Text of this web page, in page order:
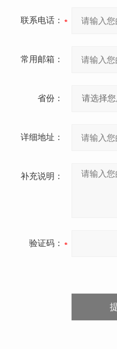
联系电话：
常用邮箱：
省份：
详细地址：
补充说明：
验证码：